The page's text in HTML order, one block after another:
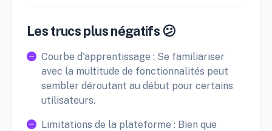
Les trucs plus négatifs 😕
Courbe d'apprentissage : Se familiariser
avec la multitude de fonctionnalités peut
sembler déroutant au début pour certains
utilisateurs.
Limitations de la plateforme : Bien que